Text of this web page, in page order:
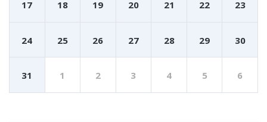
17 18 19 20 21 22 23
24 25 26 27 28 29 30
31 1 2 3 4 5 6